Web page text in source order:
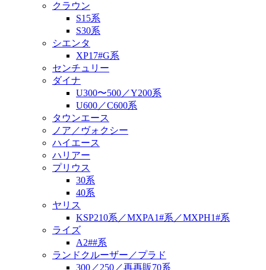
クラウン
S15系
S30系
シエンタ
XP17#G系
センチュリー
ダイナ
U300〜500／Y200系
U600／C600系
タウンエース
ノア／ヴォクシー
ハイエース
ハリアー
プリウス
30系
40系
ヤリス
KSP210系／MXPA1#系／MXPH1#系
ライズ
A2##系
ランドクルーザー／プラド
300／250／再再販70系